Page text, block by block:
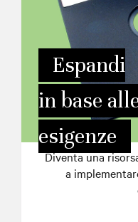
Espandi
in base
esigenze
Diventa una
a